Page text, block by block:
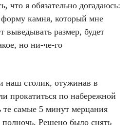
что я обязательно догадаюсь:
камня, который мне
выведывать размер, будет
но ни-че-го
наш столик, отужинав в
прокатиться по набережной
те самые 5 минут мерцания
Решено было снять